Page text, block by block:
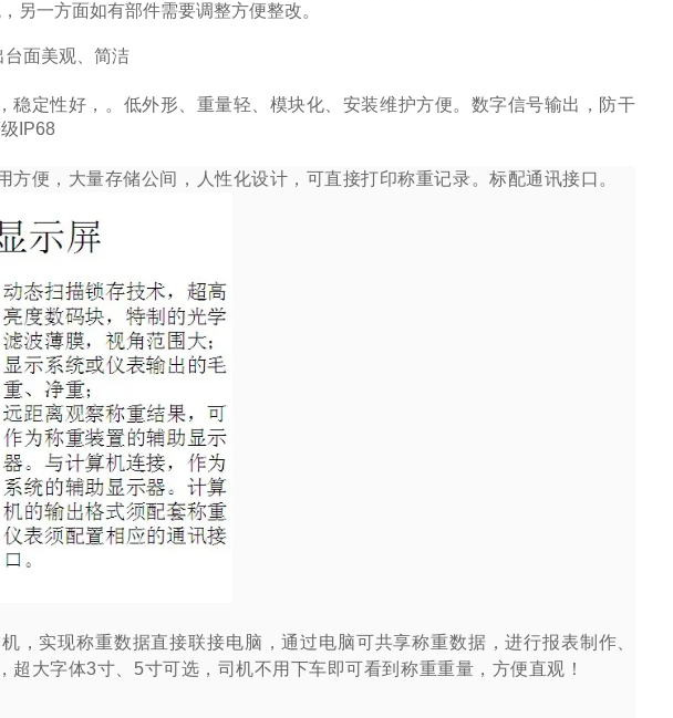
另一方面如有部件需要调整方便整改。
面美观、简洁
稳定性好，。低外形、重量轻、模块化、安装维护方便。数字信号输出，防干
IP68
方便，大量存储公间，人性化设计，可直接打印称重记录。标配通讯接口。
，实现称重数据直接联接电脑，通过电脑可共享称重数据，进行报表制作、
超大字体3寸、 5寸可选，司机不用下车即可看到称重重量，方便直观！